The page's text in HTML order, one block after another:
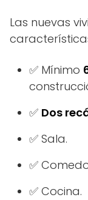
Las nuevas
✅ Mínimo
✅ Dos
✅ Sala.
✅
✅ Cocina.